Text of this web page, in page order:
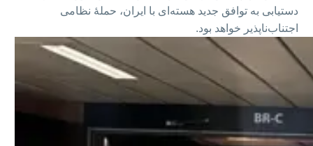
دستیابی به توافق جدید هسته‌ای با ایران، حملهٔ نظامی
اجتناب‌ناپذیر خواهد بود.